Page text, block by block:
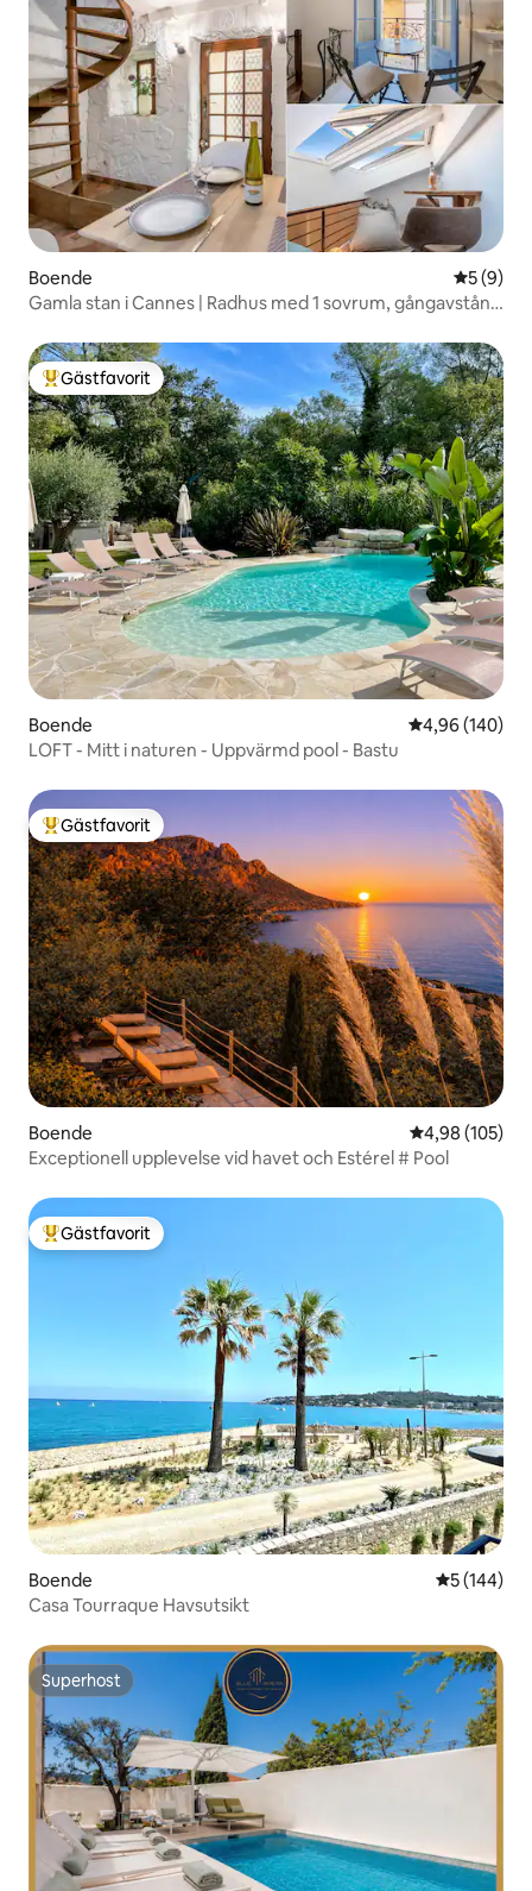
Boende 5 av 5 i
5 (9)
Gamla stan i Cannes | Radhus med 1 sovrum, gångavstånd
Populär gästfavorit
Gästfavorit
Boende 4,96 av 5 i
4,96 (140)
LOFT - Mitt i naturen - Uppvärmd pool - Bastu
Populär gästfavorit
Gästfavorit
Boende 4,98 av 5 i
4,98 (105)
Exceptionell upplevelse vid havet och Estérel # Pool
Populär gästfavorit
Gästfavorit
Boende 5 av 5 i
5 (144)
Casa Tourraque Havsutsikt
Superhost
Superhost